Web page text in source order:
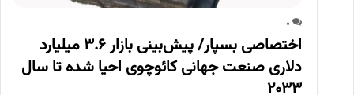
0
اختصاصی بسپار/ پیش‌بینی بازار 3.6 میلیارد
دلاری صنعت جهانی کائوچوی احیا شده تا سال
2033